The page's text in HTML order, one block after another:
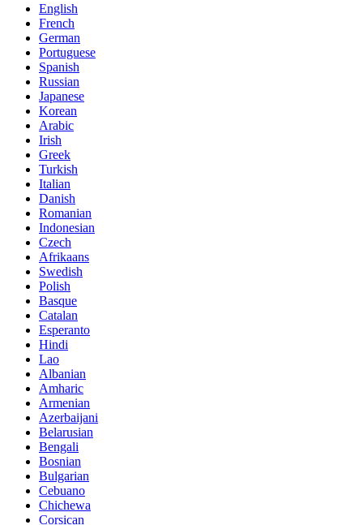
English
French
German
Portuguese
Spanish
Russian
Japanese
Korean
Arabic
Irish
Greek
Turkish
Italian
Danish
Romanian
Indonesian
Czech
Afrikaans
Swedish
Polish
Basque
Catalan
Esperanto
Hindi
Lao
Albanian
Amharic
Armenian
Azerbaijani
Belarusian
Bengali
Bosnian
Bulgarian
Cebuano
Chichewa
Corsican